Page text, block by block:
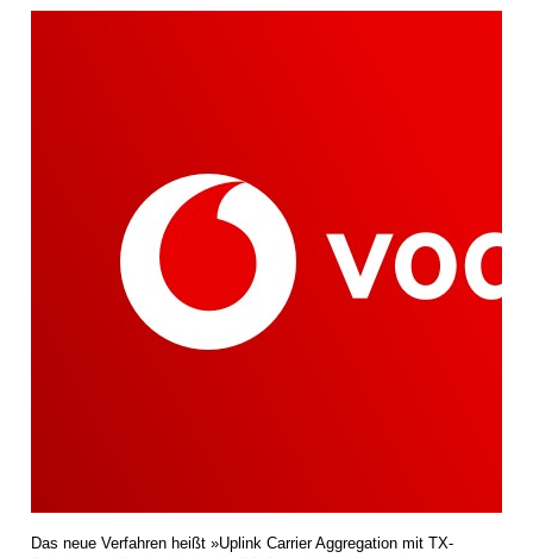
Das neue Verfahren heißt »Uplink Carrier Aggregation mit TX-